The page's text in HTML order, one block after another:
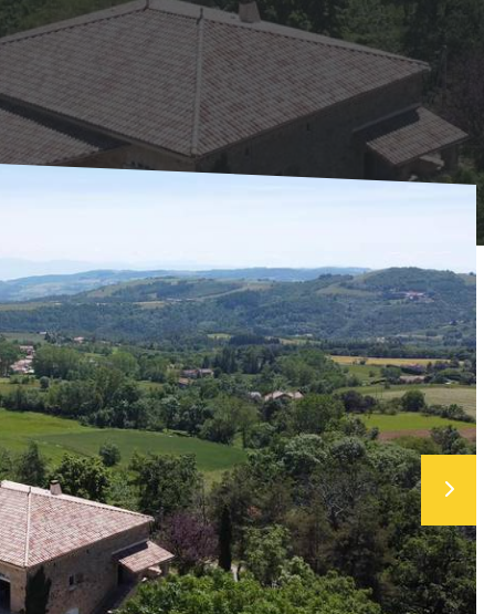
Le gite de groupe - Le Mas de Girodier